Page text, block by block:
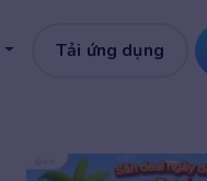
Tải ứng dụng